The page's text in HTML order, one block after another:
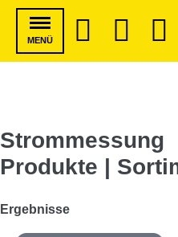
MENÜ
Strommessung
Produkte |
Ergebnisse